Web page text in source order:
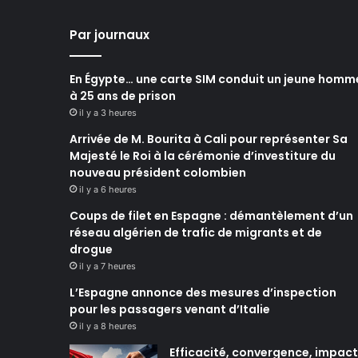
Par journaux
En Égypte… une carte SIM conduit un jeune
à 25 ans de prison
il y a 3 heures
Arrivée de M. Bourita à Cali pour représenter Sa
Majesté le Roi à la cérémonie d’investiture du
nouveau président colombien
il y a 6 heures
Coups de filet en Espagne : démantèlement d’un
réseau algérien de trafic de migrants et de
drogue
il y a 7 heures
L’Espagne annonce des mesures d’inspection
pour les passagers venant d’Italie
il y a 8 heures
Efficacité, convergence,